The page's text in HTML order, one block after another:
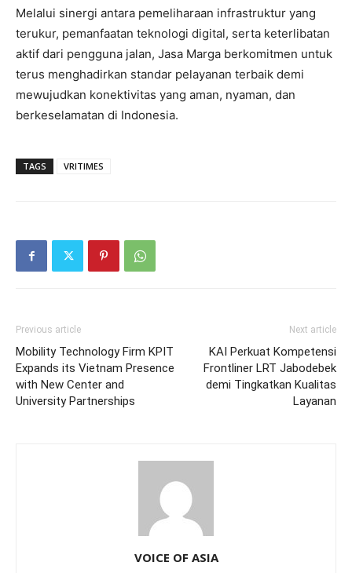
Melalui sinergi antara pemeliharaan infrastruktur yang
terukur, pemanfaatan teknologi digital, serta keterlibatan
aktif dari pengguna jalan, Jasa Marga berkomitmen untuk
terus menghadirkan standar pelayanan terbaik demi
mewujudkan konektivitas yang aman, nyaman, dan
berkeselamatan di Indonesia.
TAGS VRITIMES
Previous article
Mobility Technology Firm KPIT
Expands its Vietnam Presence
with New Center and
University Partnerships
Next article
KAI Perkuat Kompetensi
Frontliner LRT Jabodebek
demi Tingkatkan Kualitas
Layanan
VOICE OF ASIA